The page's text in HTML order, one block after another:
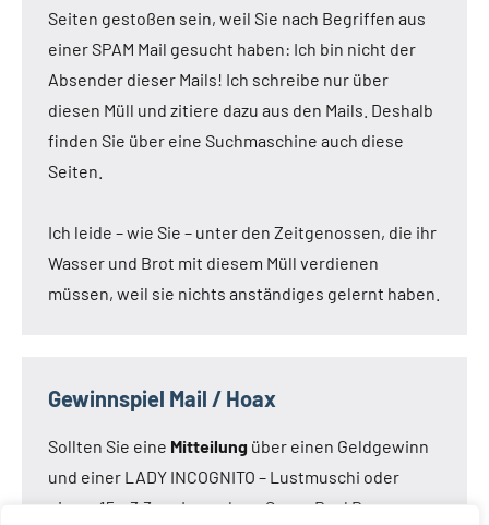
Seiten gestoßen sein, weil Sie nach Begriffen aus
einer SPAM Mail gesucht haben: Ich bin nicht der
Absender dieser Mails! Ich schreibe nur über
diesen Müll und zitiere dazu aus den Mails. Deshalb
finden Sie über eine Suchmaschine auch diese
Seiten.
Ich leide – wie Sie – unter den Zeitgenossen, die ihr
Wasser und Brot mit diesem Müll verdienen
müssen, weil sie nichts anständiges gelernt haben.
Gewinnspiel Mail / Hoax
Sollten Sie eine Mitteilung über einen Geldgewinn
und einer LADY INCOGNITO – Lustmuschi oder
einem 15 x 3,3 cm Loveclone Super Real Dong –